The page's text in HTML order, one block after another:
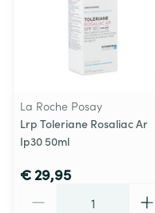
La Roche Posay
Lrp Toleriane Rosaliac Ar
Ip30 50ml
€ 29,95